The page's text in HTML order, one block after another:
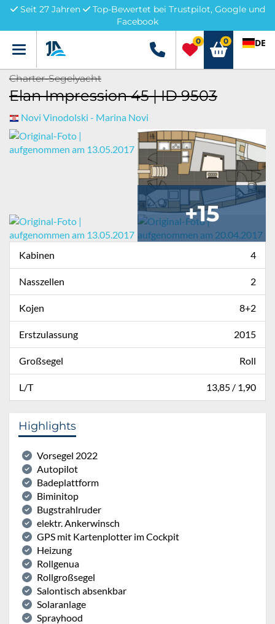
Seit 27 Jahren
Top-Bewertet bei Trustpilot, Google und
Facebook
Menü +49 5741 3222690
0 0 DE
Charter-Segelyacht
Elan Impression 45 | ID 9503
Novi Vinodolski - Marina Novi
+15
Kabinen 4
Nasszellen 2
Kojen 8+2
Erstzulassung 2015
Großsegel Roll
L/T 13,85 / 1,90
Highlights
Vorsegel 2022
Autopilot
Badeplattform
Biminitop
Bugstrahlruder
elektr. Ankerwinsch
GPS mit Kartenplotter im Cockpit
Heizung
Rollgenua
Rollgroßsegel
Salontisch absenkbar
Solaranlage
Sprayhood